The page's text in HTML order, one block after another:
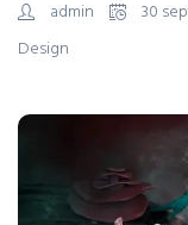
admin 30
Design